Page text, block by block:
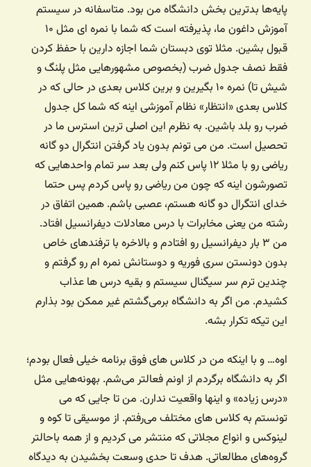
پایه‌ها بدترین بخش دانشگاه من بود. متاسفانه در سیستم
آموزش داغون ما، پذیرفته است که شما با نمره ای مثل ۱۰
قبول بشین. مثلا توی دبستان شما اجازه دارین با حفظ کردن
فقط نصف جدول ضرب (بخصوص مشهورهایی مثل پلنگ و
شیش تا) نمره ۱۰ بگیرین و برین کلاس بعدی در حالی که در
کلاس بعدی «انتظار» نظام آموزشی اینه که شما کل جدول
ضرب رو بلد باشین. به نظرم این اصلی ترین استرس ما در
تحصیل است. من می تونم بدون یاد گرفتن انتگرال دو گانه
ریاضی رو با مثلا ۱۲ پاس کنم ولی بعد سر تمام واحدهایی که
تصورشون اینه که چون من ریاضی رو پاس کردم پس حتما
خدای انتگرال دو گانه هستم، عصبی باشم. همین اتفاق در
رشته من یعنی مخابرات با درس معادلات دیفرانسیل افتاد.
من ۳ بار دیفرانسیل رو افتادم و بالاخره با ترفندهای خاص
بدون دونستن سری فوریه و دوستانش نمره ام رو گرفتم و
چندین ترم سر سیگنال سیستم و بقیه درس ها عذاب
کشیدم. من اگر به دانشگاه برمی‌گشتم غیر ممکن بود بذارم
این تیکه تکرار بشه.
اوه… و با اینکه من در کلاس های فوق برنامه خیلی فعال بودم؛
اگر به دانشگاه برگردم از اونم فعالتر می‌شم. بهونه‌هایی مثل
«درس زیاده» و اینها واقعیت ندارن. من تا جایی که می
تونستم به کلاس های مختلف می‌رفتم. از موسیقی تا کوه و
لینوکس و انواع مجلاتی که منتشر می کردیم و از همه باحالتر
گروه‌های مطالعاتی. هدف تا حدی وسعت بخشیدن به دیدگاه